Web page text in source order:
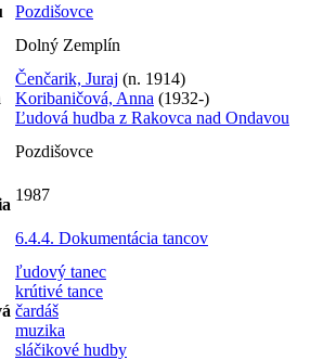
Pozdišovce
Dolný Zemplín
Čenčarik, Juraj (n. 1914)
Koribaničová, Anna (1932-)
Ľudová hudba z Rakovca nad Ondavou
Pozdišovce
1987
6.4.4. Dokumentácia tancov
ľudový tanec
krútivé tance
čardáš
muzika
sláčikové hudby